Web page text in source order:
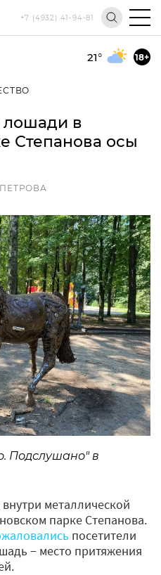
+7 (4932) 41-94-81
21° 18+
лошади в
Степанова осы
Подслушано" в
металлической
парке Степанова.
посетители
− место притяжения